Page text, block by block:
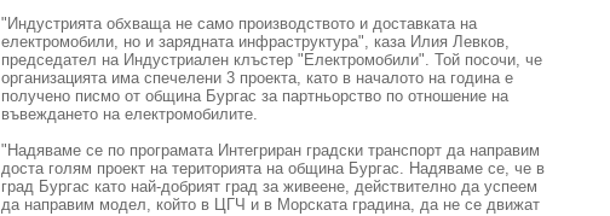
"Индустрията обхваща не само производството и доставката на
електромобили, но и зарядната инфраструктура", каза Илия Левков,
председател на Индустриален клъстер "Електромобили". Той посочи, че
организацията има спечелени 3 проекта, като в началото на година е
получено писмо от община Бургас за партньорство по отношение на
въвеждането на електромобилите.
"Надяваме се по програмата Интегриран градски транспорт да направим
доста голям проект на територията на община Бургас. Надяваме се, че в
град Бургас като най-добрият град за живеене, действително да успеем
да направим модел, който в ЦГЧ и в Морската градина, да не се движат